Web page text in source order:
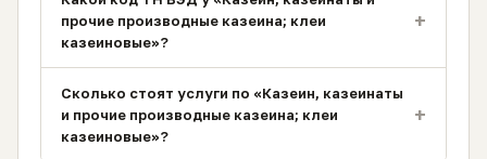
прочие производные казеина; клеи
казеиновые»?
+
Сколько стоят услуги по «Казеин, казеинаты
и прочие производные казеина; клеи
казеиновые»?
+